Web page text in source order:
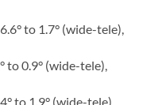
to 1.7° (wide-tele),
to 0.9° (wide-tele),
to 1.9° (wide-tele)